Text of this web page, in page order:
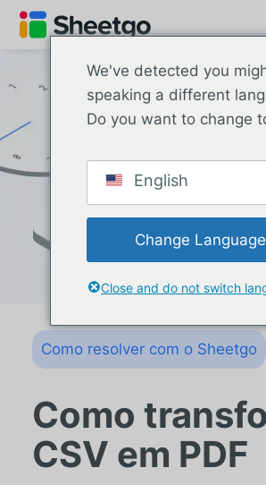
Como resolver com o Sheetgo
Como
CSV em PDF
We've detected you
speaking a different
Do you want to change
English
Change Language
Close and do not switch